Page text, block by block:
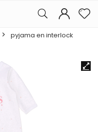
pyjama en interlock